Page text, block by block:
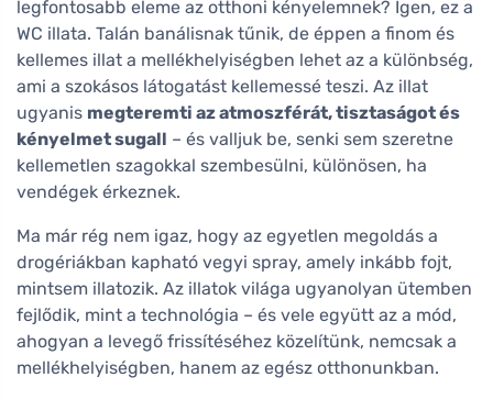
legfontosabb eleme az otthoni kényelemnek? Igen, ez a
WC illata. Talán banálisnak tűnik, de éppen a finom és
kellemes illat a mellékhelyiségben lehet az a különbség,
ami a szokásos látogatást kellemessé teszi. Az illat
ugyanis megteremti az atmoszférát, tisztaságot és
kényelmet sugall – és valljuk be, senki sem szeretne
kellemetlen szagokkal szembesülni, különösen, ha
vendégek érkeznek.
Ma már rég nem igaz, hogy az egyetlen megoldás a
drogériákban kapható vegyi spray, amely inkább fojt,
mintsem illatozik. Az illatok világa ugyanolyan ütemben
fejlődik, mint a technológia – és vele együtt az a mód,
ahogyan a levegő frissítéséhez közelítünk, nemcsak a
mellékhelyiségben, hanem az egész otthonunkban.